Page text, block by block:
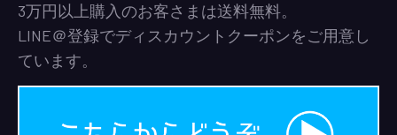
3万円以上購入のお客さまは送料無料。
LINE＠登録でディスカウントクーポンをご用意し
ています。